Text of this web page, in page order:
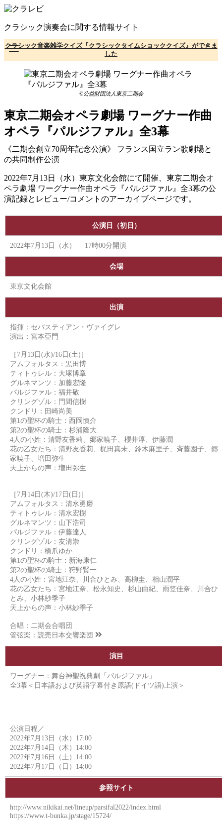
コ
テ
ン
ツ
へ
クラシック演奏会に関する情報サイト
クラシック音楽雑学クイズ『クラシックタイムショッククイズ』ができま
した
©公益財団法人東京二期会
東京二期会オペラ劇場 ワーグナー作曲
オペラ『パルジファル』全3幕
《二期会創立70周年記念公演》 フランス国立ラン歌劇場と
の共同制作公演
2022年7月13日（水）東京文化会館にて開催、東京二期会オ
ペラ劇場 ワーグナー作曲オペラ『パルジファル』全3幕の公
演記録とレビュー/コメントのアーカイブページです。
公演日（初日）
2022年7月13日（水） 17時00分開演
会場
東京文化会館
出演
指揮：セバスティアン・ヴァイグレ
演出：宮本亞門
［7月13日(水)/16日(土)］
アムフォルタス：黒田博
ティトゥレル：大塚博章
グルネマンツ：加藤宏隆
パルジファル：福井敬
クリングゾル：門間信樹
クンドリ：田崎尚美
第1の聖杯の騎士：西岡慎介
第2の聖杯の騎士：杉浦隆大
4人の小姓：清野友香莉、郷家暁子、櫻井淳、伊藤潤
花の乙女たち：清野友香莉、梶田真未、鈴木麻里子、斉藤園子、郷
家暁子、増田弥生
天上からの声：増田弥生
［7月14日(木)/17日(日)］
アムフォルタス：清水勇磨
ティトゥレル：清水宏樹
グルネマンツ：山下浩司
パルジファル：伊藤達人
クリングゾル：友清崇
クンドリ：橋爪ゆか
第1の聖杯の騎士：新海康仁
第2の聖杯の騎士：狩野賢一
4人の小姓：宮地江奈、川合ひとみ、高柳圭、相山潤平
花の乙女たち：宮地江奈、松永知史、杉山由紀、雨笠佳奈、川合ひ
とみ、小林紗季子
天上からの声：小林紗季子
合唱：二期会合唱団
管弦楽： 読売日本交響楽団
演目
ワーグナー：舞台神聖祝典劇「パルジファル」
全3幕＜日本語および英語字幕付き原語(ドイツ語)上演＞
公演日程／
2022年7月13日（水）17:00
2022年7月14日（木）14:00
2022年7月16日（土）14:00
2022年7月17日（日）14:00
参照サイト
http://www.nikikai.net/lineup/parsifal2022/index.html
https://www.t-bunka.jp/stage/15724/